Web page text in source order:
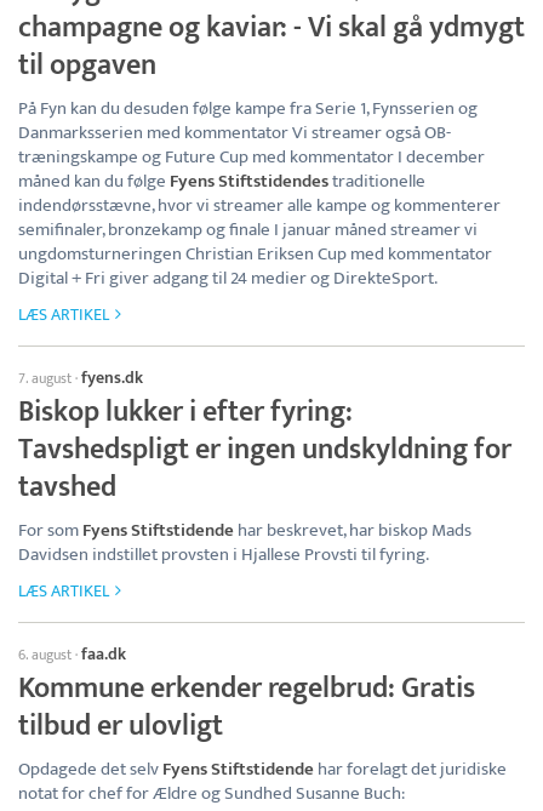
champagne og kaviar: - Vi skal gå ydmygt
til opgaven
På Fyn kan du desuden følge kampe fra Serie 1, Fynsserien og
Danmarksserien med kommentator Vi streamer også OB-
træningskampe og Future Cup med kommentator I december
måned kan du følge Fyens Stiftstidendestraditionelle
indendørsstævne, hvor vi streamer alle kampe og kommenterer
semifinaler, bronzekamp og finale I januar måned streamer vi
ungdomsturneringen Christian Eriksen Cup med kommentator
Digital + Fri giver adgang til 24 medier og DirekteSport.
LÆS ARTIKEL
7. august·fyens.dk
Biskop lukker i efter fyring:
Tavshedspligt er ingen undskyldning for
tavshed
For somFyens Stiftstidendehar beskrevet, har biskop Mads
Davidsen indstillet provsten i Hjallese Provsti til fyring.
LÆS ARTIKEL
6. august·faa.dk
Kommune erkender regelbrud: Gratis
tilbud er ulovligt
Opdagede det selvFyens Stiftstidendehar forelagt det juridiske
notat for chef for Ældre og Sundhed Susanne Buch: